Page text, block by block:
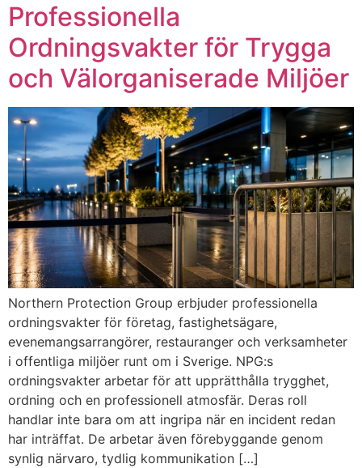
Professionella
Ordningsvakter för Trygga
och Välorganiserade Miljöer
Northern Protection Group erbjuder professionella
ordningsvakter för företag, fastighetsägare,
evenemangsarrangörer, restauranger och verksamheter
i offentliga miljöer runt om i Sverige. NPG:s
ordningsvakter arbetar för att upprätthålla trygghet,
ordning och en professionell atmosfär. Deras roll
handlar inte bara om att ingripa när en incident redan
har inträffat. De arbetar även förebyggande genom
synlig närvaro, tydlig kommunikation […]